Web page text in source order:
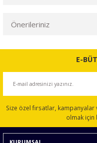
Önerileriniz
Bu ürünün fiyat bilgisi,
konularda yetersiz
Ürün açıklamasında
Ürün bilgilerinde hatalar
E-
Size özel fırsatlar,
olmak için